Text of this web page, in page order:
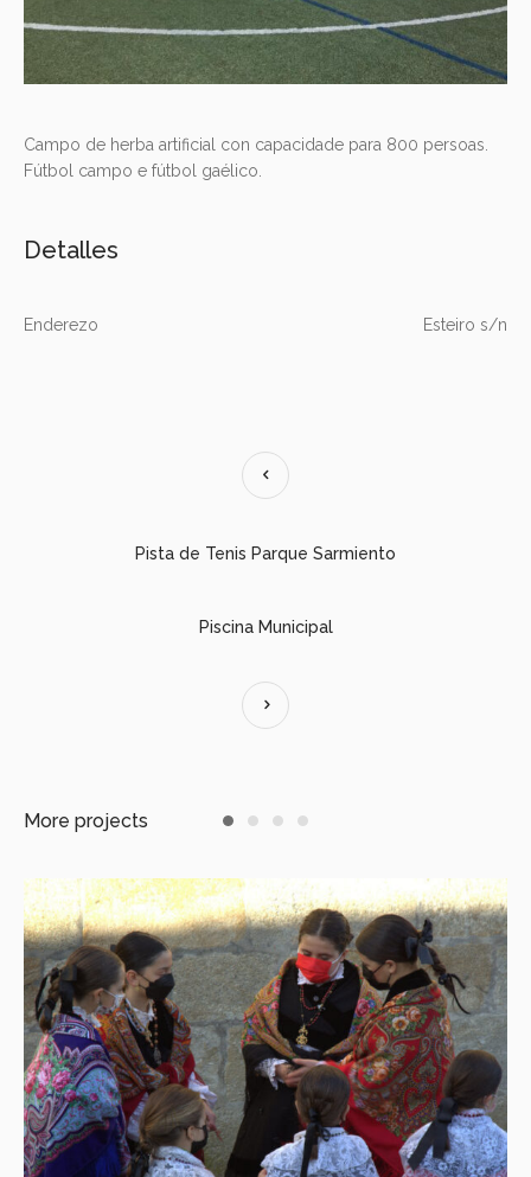
Campo de herba artificial con capacidade para 800 persoas.
Fútbol campo e fútbol gaélico.
Detalles
Enderezo Esteiro s/n
Pista de Tenis Parque Sarmiento
Piscina Municipal
More projects